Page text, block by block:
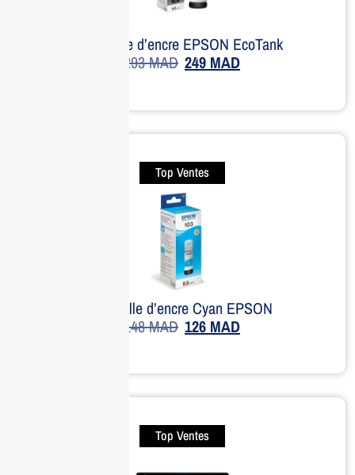
Bouteille d’encre EPSON EcoTank
293MAD 249 MAD
Top Ventes
Bouteille d’encre Cyan EPSON
148MAD 126 MAD
Top Ventes